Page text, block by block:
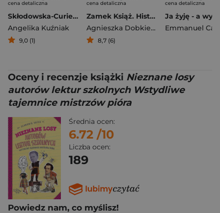
cena detaliczna
Skłodowska-Curie. Rebeliantka
Angelika Kuźniak
9,0 (1)
cena detaliczna
Zamek Książ. Historia opowiedziana głosami służących
Agnieszka Dobkiewicz
,Mykytyszyn
8,7 (6)
cena detaliczna
Emmanuel
Oceny i recenzje książki Nieznane losy
autorów lektur szkolnych Wstydliwe
tajemnice mistrzów pióra
Średnia ocen:
6.72 /10
Liczba ocen:
189
Powiedz nam, co myślisz!